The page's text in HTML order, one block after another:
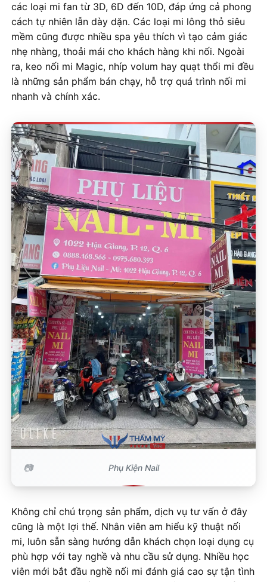
các loại mi fan từ 3D, 6D đến 10D, đáp ứng cả phong
cách tự nhiên lẫn dày dặn. Các loại mi lông thỏ siêu
mềm cũng được nhiều spa yêu thích vì tạo cảm giác
nhẹ nhàng, thoải mái cho khách hàng khi nối. Ngoài
ra, keo nối mi Magic, nhíp volum hay quạt thổi mi đều
là những sản phẩm bán chạy, hỗ trợ quá trình nối mi
nhanh và chính xác.
Phụ Kiện Nail
Không chỉ chú trọng sản phẩm, dịch vụ tư vấn ở đây
cũng là một lợi thế. Nhân viên am hiểu kỹ thuật nối
mi, luôn sẵn sàng hướng dẫn khách chọn loại dụng cụ
phù hợp với tay nghề và nhu cầu sử dụng. Nhiều học
viên mới bắt đầu nghề nối mi đánh giá cao sự tận tình